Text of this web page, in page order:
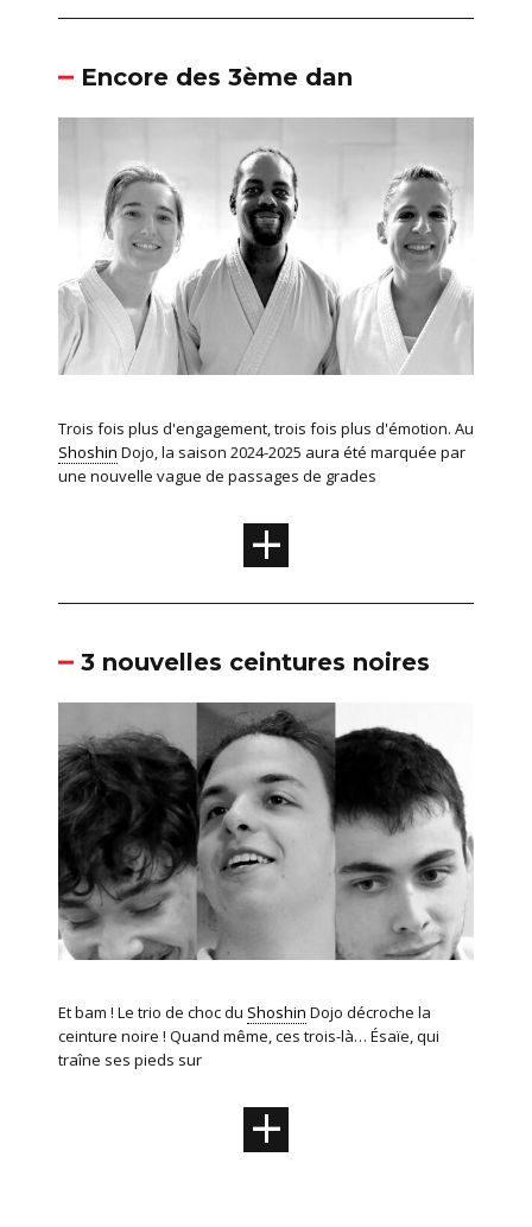
Encore des 3ème dan
Trois fois plus d'engagement, trois fois plus d'émotion. Au
Shoshin Dojo, la saison 2024-2025 aura été marquée par
une nouvelle vague de passages de grades
+
3 nouvelles ceintures noires
Et bam ! Le trio de choc du Shoshin Dojo décroche la
ceinture noire ! Quand même, ces trois-là… Ésaïe, qui
traîne ses pieds sur
+